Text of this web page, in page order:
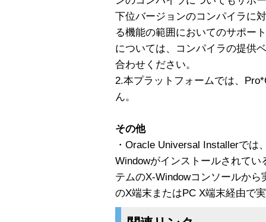
下位バージョンのコンパイラに
る機能の範囲においてのサポー
については、コンパイラの提供
合わせください。
2.本プラットフォームでは、
ん。
その他
・Oracle Universal Installerで
Windowがインストールされて
テムのX-Windowコンソールか
のX端末またはPC X端末経由で